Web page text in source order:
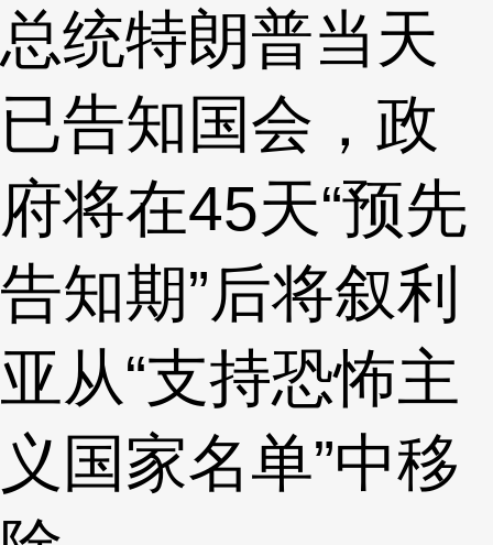
总统特朗普当天
已告知国会，政
府将在45天“预先
告知期”后将叙利
亚从“支持恐怖主
义国家名单”中移